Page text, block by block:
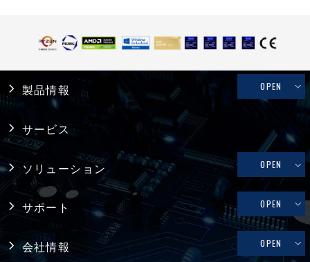
製品情報 OPEN
産業用PC
システム製品
産業用マザーボード
コンピュータ・オン・モジュール
シングルボードコンピュータ
サービス
ソリューション OPEN
リテール・物流
メディカル
サポート OPEN
修理依頼、技術的なお問い合わせ
会社情報 OPEN